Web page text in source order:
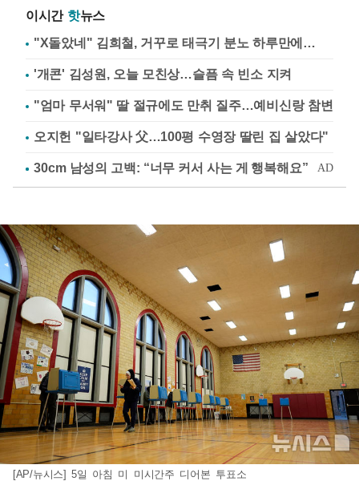
이시간 핫뉴스
"X돌았네" 김희철, 거꾸로 태극기 분노 하루만에…
'개콘' 김성원, 오늘 모친상…슬픔 속 빈소 지켜
"엄마 무서워" 딸 절규에도 만취 질주…예비신랑 참변
오지헌 "일타강사 父…100평 수영장 딸린 집 살았다"
[AP/뉴시스] 5일 아침 미 미시간주 디어본 투표소